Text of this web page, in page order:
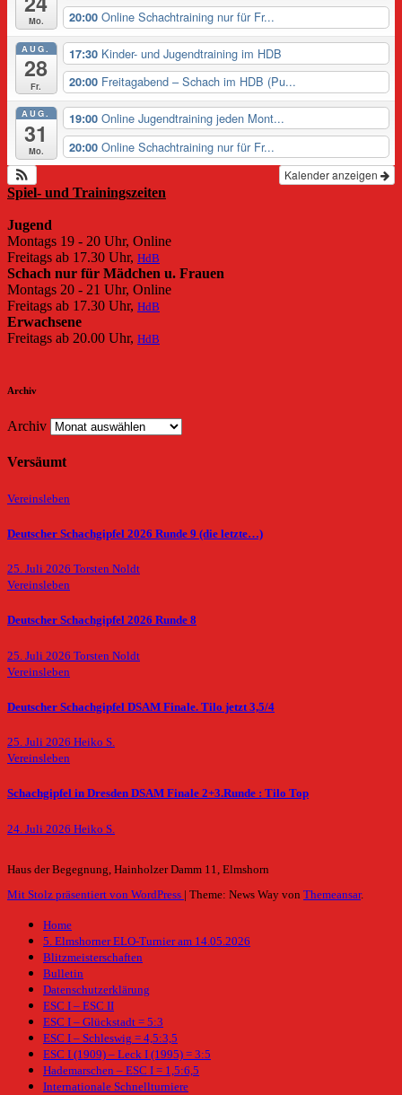
Mo. 20:00 Online Schachtraining nur für Fr...
AUG.
28
Fr.
17:30 Kinder- und Jugendtraining im HDB
20:00 Freitagabend – Schach im HDB (Pu...
AUG.
31
Mo.
19:00 Online Jugendtraining jeden Mont...
20:00 Online Schachtraining nur für Fr...
Kalender anzeigen
Spiel- und Trainingszeiten
Jugend
Montags 19 - 20 Uhr, Online
Freitags ab 17.30 Uhr, HdB
Schach nur für Mädchen u. Frauen
Montags 20 - 21 Uhr, Online
Freitags ab 17.30 Uhr, HdB
Erwachsene
Freitags ab 20.00 Uhr, HdB
Archiv
Archiv
Versäumt
Vereinsleben
Deutscher Schachgipfel 2026 Runde 9 (die letzte…)
25. Juli 2026 Torsten Noldt
Vereinsleben
Deutscher Schachgipfel 2026 Runde 8
25. Juli 2026 Torsten Noldt
Vereinsleben
Deutscher Schachgipfel DSAM Finale. Tilo jetzt 3,5/4
25. Juli 2026 Heiko S.
Vereinsleben
Schachgipfel in Dresden DSAM Finale 2+3.Runde : Tilo Top
24. Juli 2026 Heiko S.
Haus der Begegnung, Hainholzer Damm 11, Elmshorn
Mit Stolz präsentiert von WordPress
Theme: News Way von Themeansar.
Home
5. Elmshorner ELO-Turnier am 14.05.2026
Blitzmeisterschaften
Bulletin
Datenschutzerklärung
ESC I – ESC II
ESC I – Glückstadt = 5:3
ESC I – Schleswig = 4,5:3,5
ESC I (1909) – Leck I (1995) = 3:5
Hademarschen – ESC I = 1,5:6,5
Internationale Schnellturniere